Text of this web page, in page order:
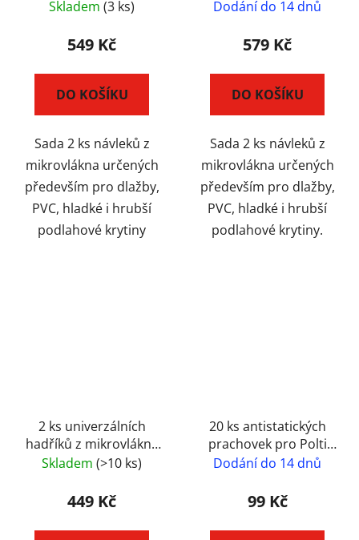
pro parní vysavače
Skladem (3 ks)
549 Kč
DO KOŠÍKU
Sada 2 ks návleků z
mikrovlákna určených
především pro dlažby,
PVC, hladké i hrubší
podlahové krytiny
pro parní vysavače
Dodání do 14 dnů
579 Kč
DO KOŠÍKU
Sada 2 ks návleků z
mikrovlákna určených
především pro dlažby,
PVC, hladké i hrubší
podlahové krytiny.
2 ks univerzálních
hadříků z mikrovlákna
na dlažby a tvrdé
Vaporetto MOPPY
Skladem (>10 ks)
449 Kč
20 ks antistatických
prachovek pro Polti
Vaporetto MOPPY
Dodání do 14 dnů
99 Kč